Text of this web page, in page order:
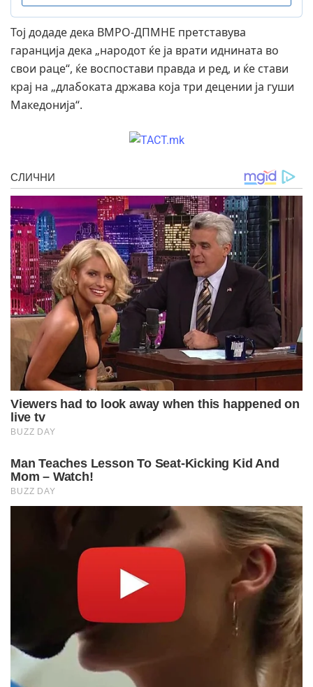
Тој додаде дека ВМРО-ДПМНЕ претставува
гаранција дека „народот ќе ја врати иднината во
свои раце“, ќе воспостави правда и ред, и ќе стави
крај на „длабоката држава која три децении ја гуши
Македонија“.